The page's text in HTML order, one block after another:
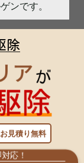
ンです。
除
見積り無料
応！